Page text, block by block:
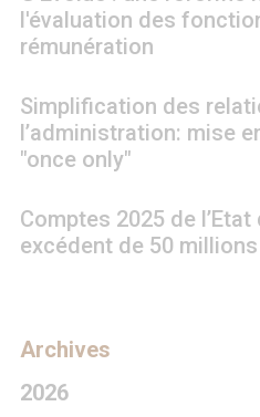
l'évaluation des
rémunération
Simplification des
l’administration: mise
"once only"
Comptes 2025 de l’Etat
excédent de 50 millions
Archives
2026